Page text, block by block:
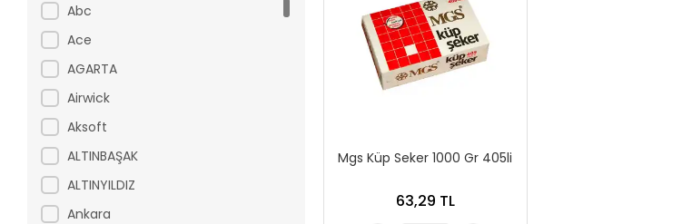
Abc
Ace
AGARTA
Airwick
Aksoft
ALTINBAŞAK
ALTINYILDIZ
Ankara
Mgs Küp Seker 1000 Gr 405li
63,29 TL